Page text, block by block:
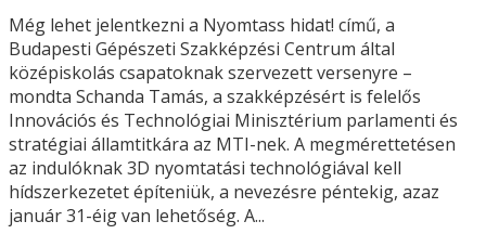
Még lehet jelentkezni a Nyomtass hidat! című, a
Budapesti Gépészeti Szakképzési Centrum által
középiskolás csapatoknak szervezett versenyre –
mondta Schanda Tamás, a szakképzésért is felelős
Innovációs és Technológiai Minisztérium parlamenti és
stratégiai államtitkára az MTI-nek. A megmérettetésen
az indulóknak 3D nyomtatási technológiával kell
hídszerkezetet építeniük, a nevezésre péntekig, azaz
január 31-éig van lehetőség. A...